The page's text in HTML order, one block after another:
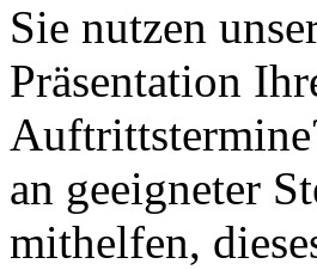
Sie nutzen
Präsentation
an geeigneter
mithelfen,